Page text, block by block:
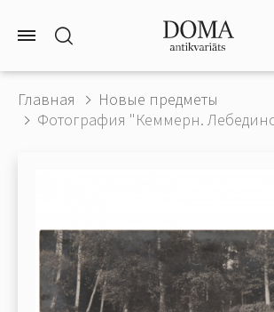
Главная
Новые предметы
Фотография "Кеммерн.